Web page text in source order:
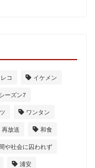
コ イケメン
シーズン7
ワンタン
再放送 和食
や社会に囚われず
浦安